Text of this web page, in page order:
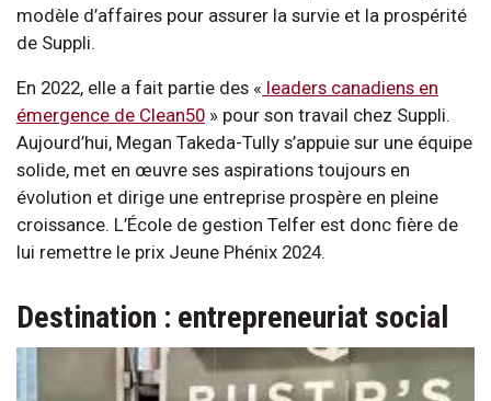
modèle d’affaires pour assurer la survie et la prospérité
de Suppli.
En 2022, elle a fait partie des « leaders canadiens en
émergence de Clean50 » pour son travail chez Suppli.
Aujourd’hui, Megan Takeda-Tully s’appuie sur une équipe
solide, met en œuvre ses aspirations toujours en
évolution et dirige une entreprise prospère en pleine
croissance. L’École de gestion Telfer est donc fière de
lui remettre le prix Jeune Phénix 2024.
Destination : entrepreneuriat social